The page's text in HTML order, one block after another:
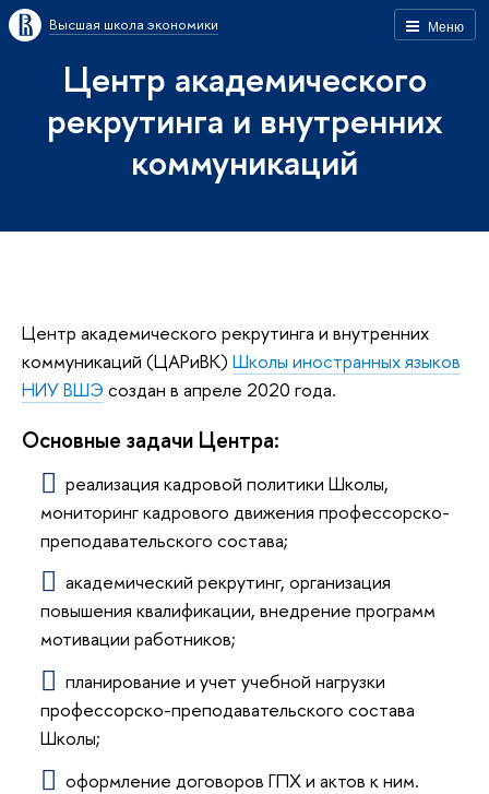
Меню
Высшая школа экономики
Центр академического
рекрутинга и внутренних
коммуникаций
Центр академического рекрутинга и внутренних
коммуникаций (ЦАРиВК) Школы иностранных языков
НИУ ВШЭ создан в апреле 2020 года.
Основные задачи Центра:
реализация кадровой политики Школы,
мониторинг кадрового движения профессорско-
преподавательского состава;
академический рекрутинг, организация
повышения квалификации, внедрение программ
мотивации работников;
планирование и учет учебной нагрузки
профессорско-преподавательского состава
Школы;
оформление договоров ГПХ и актов к ним.